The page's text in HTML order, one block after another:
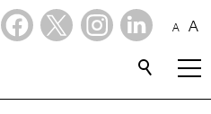
A A